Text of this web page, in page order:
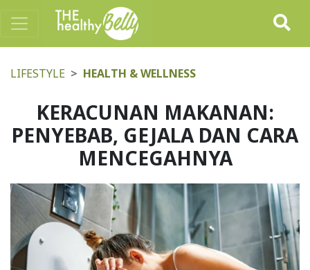
LIFESTYLE HEALTH & WELLNESS
KERACUNAN MAKANAN:
PENYEBAB, GEJALA DAN CARA
MENCEGAHNYA